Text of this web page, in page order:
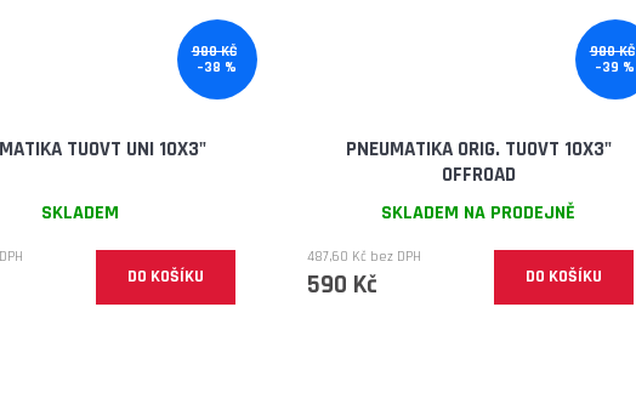
980 KČ
–38 %
TUOVT UNI 10X3"
SKLADEM
DO KOŠÍKU
980 KČ
–39 %
PNEUMATIKA ORIG. TUOVT 10X3"
OFFROAD
SKLADEM NA PRODEJNĚ
487,60 Kč bez DPH
590 Kč DO KOŠÍKU